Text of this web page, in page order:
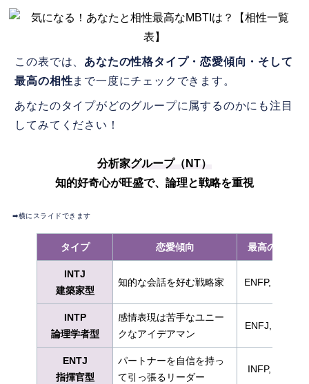
この表では、 あなたの性格タイプ・恋愛傾向・そして
最高の相性まで一度にチェックできます。
あなたのタイプがどのグループに属するのかにも注目
してみてください！
分析家グループ（NT）
知的好奇心が旺盛で、論理と戦略を重視
➡︎横にスライドできます
タイプ 恋愛傾向 最高の相性
INTJ
建築家型
知的な会話を好む戦略家 ENFP, ENTP
INTP
論理学者型
感情表現は苦手なユニー
クなアイデアマン
ENFJ, ENTJ
ENTJ
指揮官型
パートナーを自信を持っ
て引っ張るリーダー
INFP, INTP